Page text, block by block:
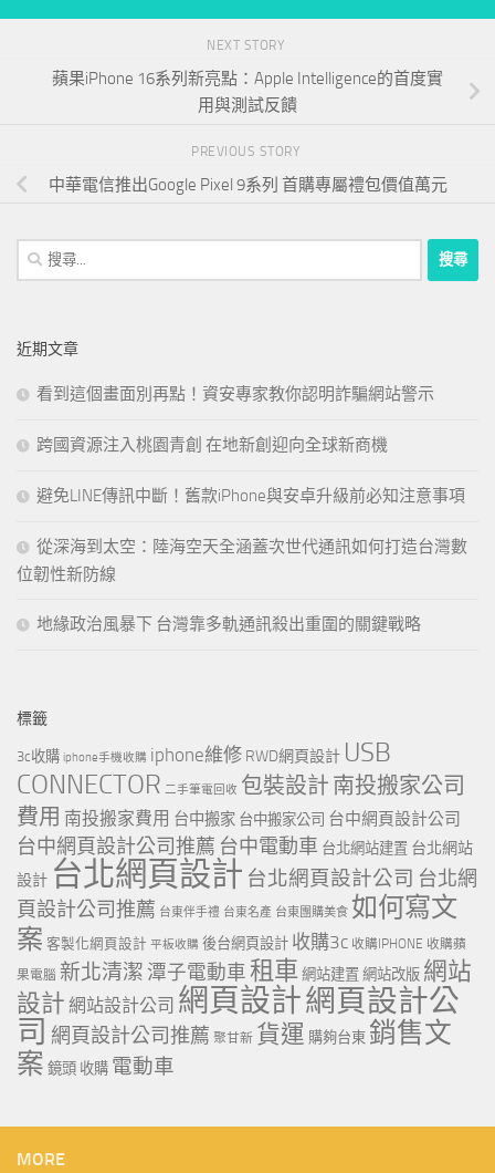
NEXT STORY
蘋果iPhone 16系列新亮點：Apple Intelligence的首度實
用與測試反饋
PREVIOUS STORY
中華電信推出Google Pixel 9系列 首購專屬禮包價值萬元
搜
尋
字:
近期文章
看到這個畫面別再點！資安專家教你認明詐騙網站警示
跨國資源注入桃園青創 在地新創迎向全球新商機
避免LINE傳訊中斷！舊款iPhone與安卓升級前必知注意事項
從深海到太空：陸海空天全涵蓋次世代通訊如何打造台灣數
位韌性新防線
地緣政治風暴下 台灣靠多軌通訊殺出重圍的關鍵戰略
標籤
3c收購 iphone手機收購 iphone維修 RWD網頁設計 USB
CONNECTOR 二手筆電回收 包裝設計 南投搬家公司
費用 南投搬家費用 台中搬家 台中搬家公司 台中網頁設計公司
台中網頁設計公司推薦 台中電動車 台北網站建置 台北網站
設計 台北網頁設計 台北網頁設計公司 台北網
頁設計公司推薦 台東伴手禮 台東名產 台東團購美食 如何寫文
案 客製化網頁設計 平板收購 後台網頁設計 收購3c 收購IPHONE 收購蘋
果電腦 新北清潔 潭子電動車租車 網站建置 網站改版 網站
設計 網站設計公司 網頁設計網頁設計公
司 網頁設計公司推薦 聚甘新 貨運 購夠台東 銷售文
案 鏡頭 收購 電動車
MORE